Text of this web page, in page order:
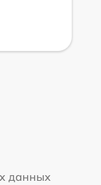
данных